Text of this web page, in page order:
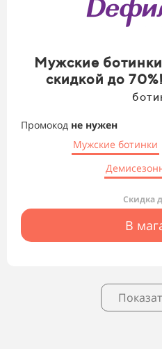
Мужские
скидкой до 70%!
Промокод не нужен
Мужские ботинки
Скидка
В